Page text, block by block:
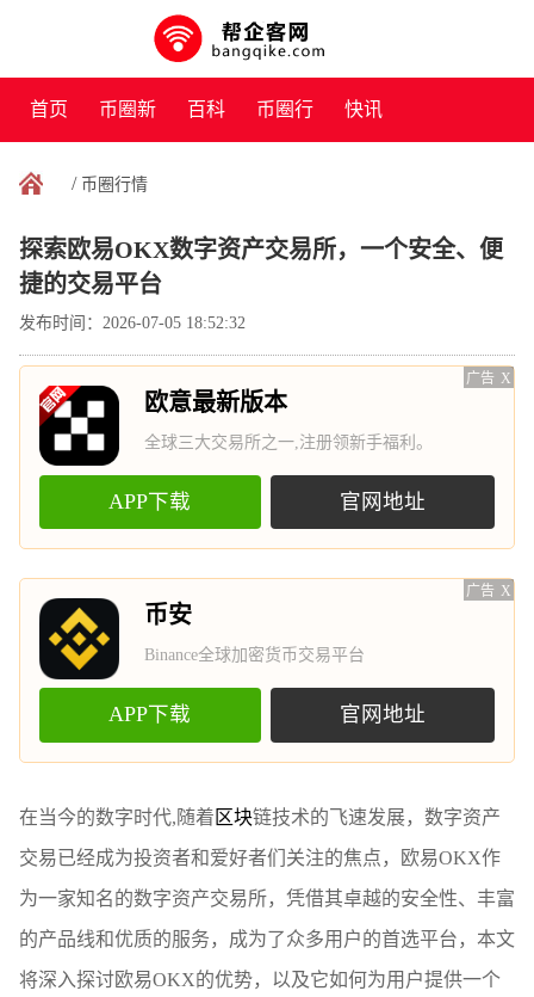
首页 币圈新
闻
百科 币圈行 快讯
/ 币圈行情
探索欧易OKX数字资产交易所，一个安全、便
捷的交易平台
发布时间：2026-07-05 18:52:32
广告 X
欧意最新版本
全球三大交易所之一,注册领新手福利。
APP下载 官网地址
广告 X
币安
Binance全球加密货币交易平台
APP下载 官网地址
在当今的数字时代,随着 区块链技术的飞速发展，数字资产
交易已经成为投资者和爱好者们关注的焦点，欧易OKX作
为一家知名的数字资产交易所，凭借其卓越的安全性、丰富
的产品线和优质的服务，成为了众多用户的首选平台，本文
将深入探讨欧易OKX的优势，以及它如何为用户提供一个